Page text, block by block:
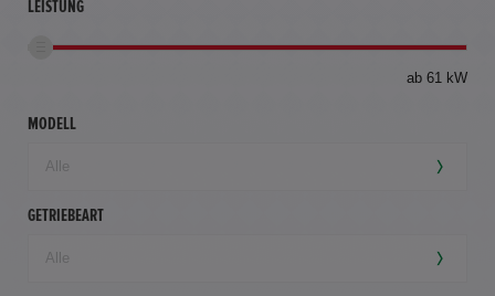
LEISTUNG
ab 61 kW
MODELL
GETRIEBEART